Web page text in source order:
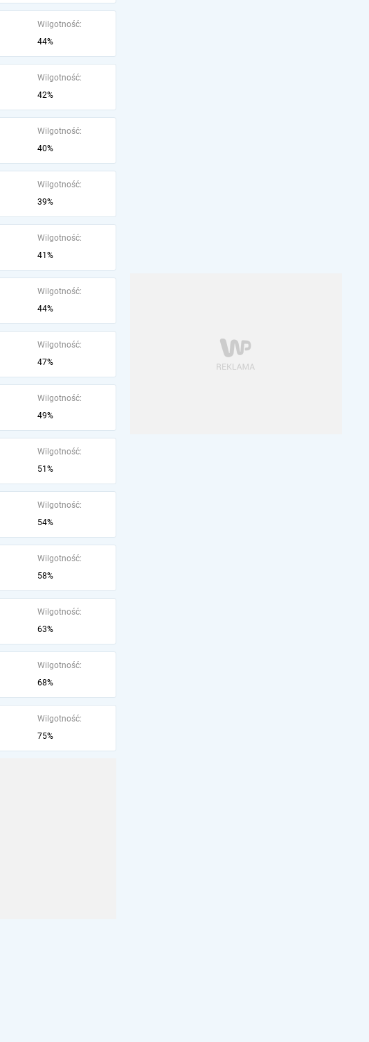
Wilgotność:
44%
Wilgotność:
42%
Wilgotność:
40%
Wilgotność:
39%
Wilgotność:
41%
Wilgotność:
44%
Wilgotność:
47%
Wilgotność:
49%
Wilgotność:
51%
Wilgotność:
54%
Wilgotność:
58%
Wilgotność:
63%
Wilgotność:
68%
Wilgotność:
75%